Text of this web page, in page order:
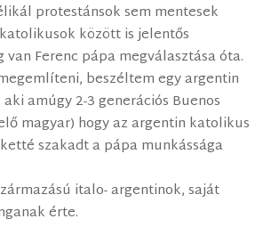
protestánsok sem mentesek
között is jelentős
van Ferenc pápa megválasztása óta.
beszéltem egy argentin
amúgy 2-3 generációs Buenos
magyar) hogy az argentin katolikus
szakadt a pápa munkássága
italo- argentinok, saját
érte.